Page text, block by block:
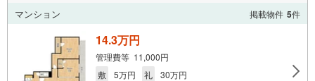
マンション 掲載物件 5件
14.3万円
管理費等 11,000円
敷
5万円 礼 30万円